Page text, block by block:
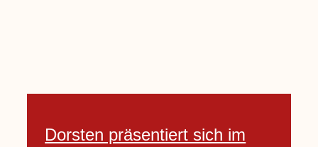
Dorsten präsentiert sich im